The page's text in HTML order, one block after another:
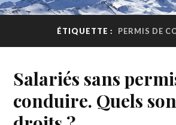
ÉTIQUETTE : PERMIS DE
Salariés sans
conduire. Quels